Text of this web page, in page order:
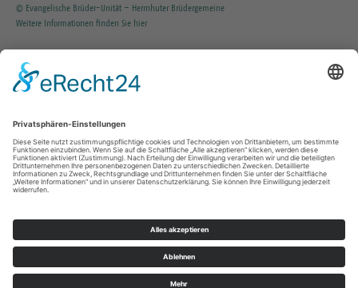
© Evangelische Brüder-Unität – Herrnhuter Brüdergemeine
Weitere Informationen finden Sie hier
INFO SERVICE
035203 / 37351 KG.Tharandt@evlks.de